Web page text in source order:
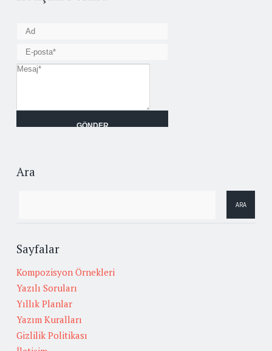
Ara
Sayfalar
Kompozisyon Örnekleri
Yazılı Soruları
Yıllık Planlar
Yazım Kuralları
Gizlilik Politikası